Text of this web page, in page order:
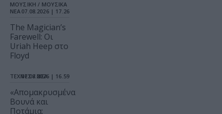
ΜΟΥΣΙΚΗ / ΜΟΥΣΙΚΑ
ΝΕΑ 07.08.2026 | 17.26
The Magician’s
Farewell: Οι
Uriah Heep στο
Floyd
ΤΕΧΝΕΣ / ΝΕΑ
07.08.2026 | 16.59
«Απομακρυσμένα
Βουνά και
Ποτάμια: